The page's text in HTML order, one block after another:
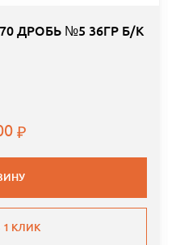
ДРОБЬ №5 36ГР Б/К
1 КЛИК